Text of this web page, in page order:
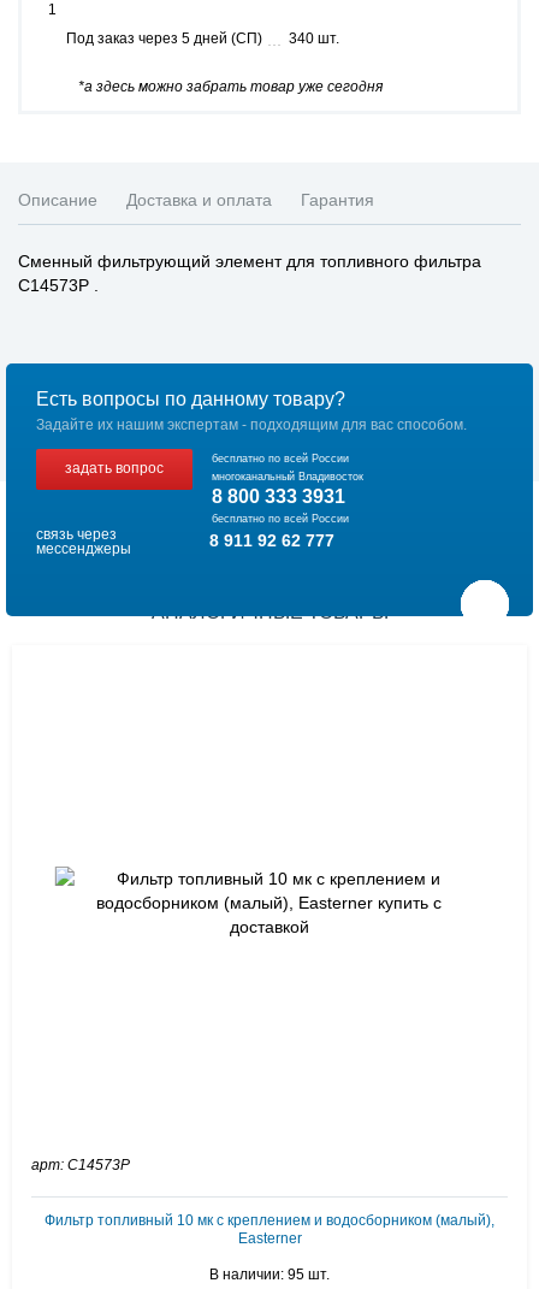
1
Под заказ через 5 дней (СП) 340 шт.
*а здесь можно забрать товар уже сегодня
Описание Доставка и оплата Гарантия
Сменный фильтрующий элемент для топливного фильтра
C14573P .
Есть вопросы по данному товару?
Задайте их нашим экспертам - подходящим для вас способом.
задать вопрос
бесплатно по всей России
многоканальный Владивосток
8 800 333 3931
бесплатно по всей России
связь через
мессенджеры
8 911 92 62 777
АНАЛОГИЧНЫЕ ТОВАРЫ
арт: C14573P
Фильтр топливный 10 мк с креплением и водосборником (малый),
Easterner
В наличии: 95 шт.